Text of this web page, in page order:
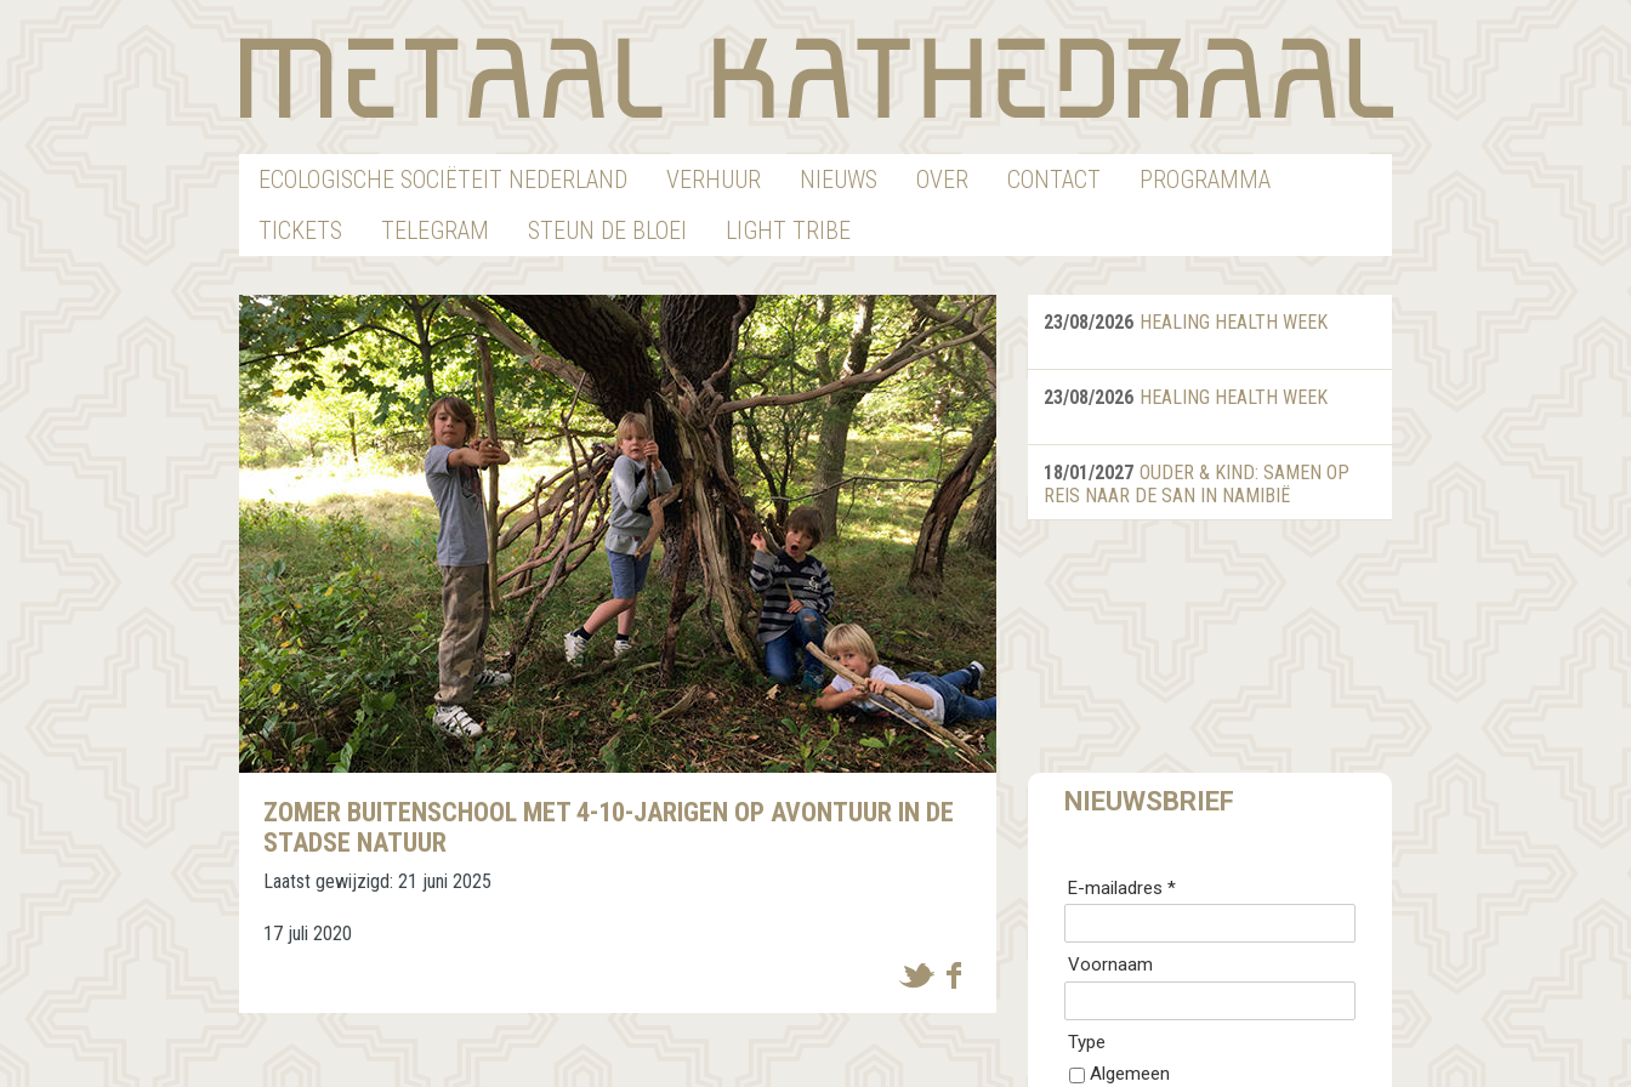
ECOLOGISCHE SOCIËTEIT NEDERLAND VERHUUR NIEUWS OVER CONTACT
PROGRAMMA
TICKETS
TELEGRAM STEUN DE BLOEI LIGHT TRIBE
ZOMER BUITENSCHOOL MET 4-10-JARIGEN OP AVONTUUR IN DE
STADSE NATUUR
Laatst gewijzigd: 21 juni 2025
17 juli 2020
23/08/2026 HEALING HEALTH WEEK
23/08/2026 HEALING HEALTH WEEK
18/01/2027 OUDER & KIND: SAMEN OP
REIS NAAR DE SAN IN NAMIBIË
NIEUWSBRIEF
E-mailadres *
Voornaam
Type
Algemeen